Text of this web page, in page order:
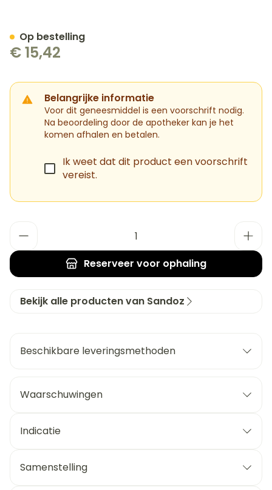
€ 15,42
Belangrijke informatie
Voor dit geneesmiddel is een voorschrift nodig.
Na beoordeling door de apotheker kan je het
komen afhalen en betalen.
Ik weet dat dit product een voorschrift
vereist.
Reserveer voor ophaling
Op bestelling
Bekijk alle producten van Sandoz
Beschikbare leveringsmethoden
Waarschuwingen
Indicatie
Samenstelling